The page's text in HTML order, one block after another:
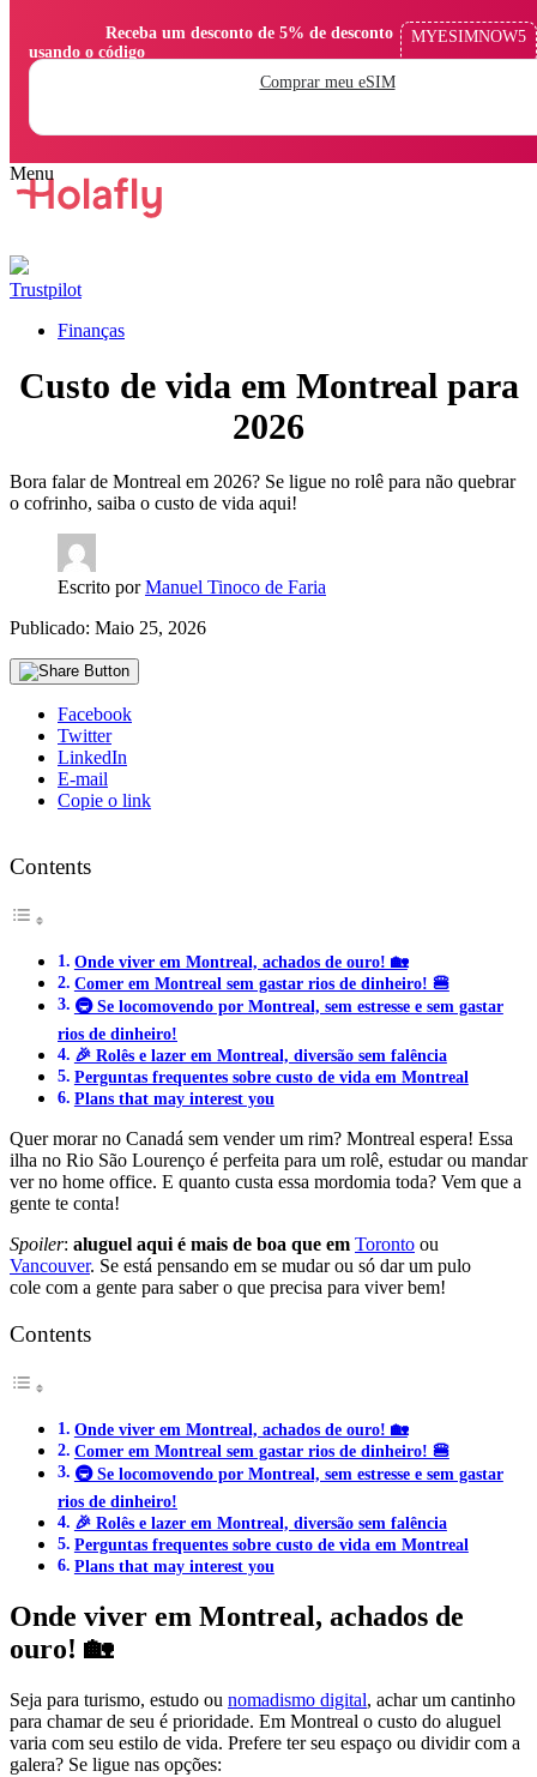
usando o código
MYESIMNOW5
Comprar meu eSIM
Trustpilot
Finanças
Custo de vida em Montreal para
2026
Bora falar de Montreal em 2026? Se ligue no rolê para não quebrar
o cofrinho, saiba o custo de vida aqui!
Escrito porManuel Tinoco de Faria
Publicado: Maio 25, 2026
Facebook
Twitter
LinkedIn
E-mail
Copie o link
Contents
Onde viver em Montreal, achados de ouro! 🏡
Comer em Montreal sem gastar rios de dinheiro! 🍔
🚇 Se locomovendo por Montreal, sem estresse e sem gastar
rios de dinheiro!
🎉 Rolês e lazer em Montreal, diversão sem falência
Perguntas frequentes sobre custo de vida em Montreal
Plans that may interest you
Quer morar no Canadá sem vender um rim? Montreal espera! Essa
ilha no Rio São Lourenço é perfeita para um rolê, estudar ou mandar
ver no home office. E quanto custa essa mordomia toda? Vem que a
gente te conta!
Spoiler: aluguel aqui é mais de boa que em Toronto ou
Vancouver. Se está pensando em se mudar ou só dar um pulo
cole com a gente para saber o que precisa para viver bem!
Contents
Onde viver em Montreal, achados de ouro! 🏡
Comer em Montreal sem gastar rios de dinheiro! 🍔
🚇 Se locomovendo por Montreal, sem estresse e sem gastar
rios de dinheiro!
🎉 Rolês e lazer em Montreal, diversão sem falência
Perguntas frequentes sobre custo de vida em Montreal
Plans that may interest you
Onde viver em Montreal, achados de
ouro! 🏡
Seja para turismo, estudo ou nomadismo digital, achar um cantinho
para chamar de seu é prioridade. Em Montreal o custo do aluguel
varia com seu estilo de vida. Prefere ter seu espaço ou dividir com a
galera? Se ligue nas opções: